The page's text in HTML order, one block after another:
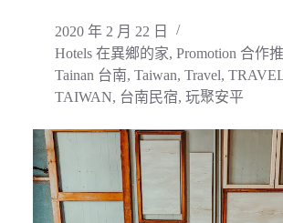
2020 年 2 月 22 日
Hotels 在異鄉的家, Promotion 合作
Tainan 台南, Taiwan, Travel,
TAIWAN, 台南民宿, 玩聚安平